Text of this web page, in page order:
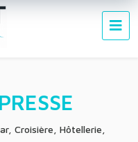
Croisière, Hôtellerie,